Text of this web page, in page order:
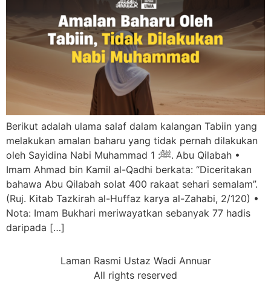
Berikut adalah ulama salaf dalam kalangan Tabiin yang
melakukan amalan baharu yang tidak pernah dilakukan
oleh Sayidina Nabi Muhammad ﷺ: 1.⁠ ⁠Abu Qilabah •⁠
⁠Imam Ahmad bin Kamil al-Qadhi berkata: “Diceritakan
bahawa Abu Qilabah solat 400 rakaat sehari semalam”.
(Ruj. Kitab Tazkirah al-Huffaz karya al-Zahabi, 2/120) •⁠
⁠Nota: Imam Bukhari meriwayatkan sebanyak 77 hadis
daripada […]
Laman Rasmi Ustaz Wadi Annuar
All rights reserved